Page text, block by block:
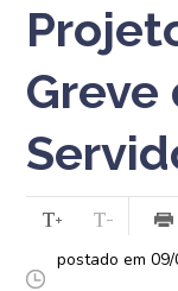
Greve
postado em